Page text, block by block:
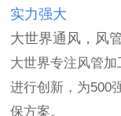
实力强大
大世界通风，风
大世界专注风管
进行创新，为500
保方案。